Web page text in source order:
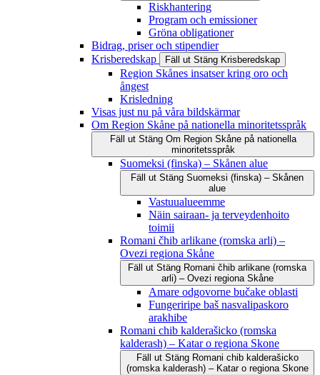
Riskhantering
Program och emissioner
Gröna obligationer
Bidrag, priser och stipendier
Krisberedskap
Fäll ut Stäng Krisberedskap
Region Skånes insatser kring oro och
ångest
Krisledning
Visas just nu på våra bildskärmar
Om Region Skåne på nationella minoritetsspråk
Fäll ut Stäng Om Region Skåne på nationella
minoritetsspråk
Suomeksi (finska) – Skånen alue
Fäll ut Stäng Suomeksi (finska) – Skånen
alue
Vastuualueemme
Näin sairaan- ja terveydenhoito
toimii
Romani čhib arlikane (romska arli) –
Ovezi regiona Skåne
Fäll ut Stäng Romani čhib arlikane (romska
arli) – Ovezi regiona Skåne
Amare odgovorne bučake oblasti
Fungeriripe baš nasvalipaskoro
arakhibe
Romani chib kalderašicko (romska
kalderash) – Katar o regiona Skone
Fäll ut Stäng Romani chib kalderašicko
(romska kalderash) – Katar o regiona Skone